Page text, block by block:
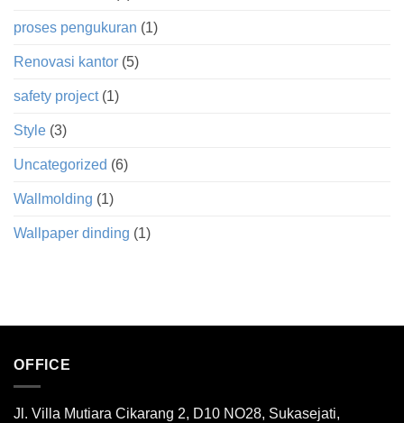
proses pengukuran (1)
Renovasi kantor (5)
safety project(1)
Style (3)
Uncategorized (6)
Wallmolding (1)
Wallpaper dinding (1)
OFFICE
Jl. Villa Mutiara Cikarang 2, D10 NO28, Sukasejati,